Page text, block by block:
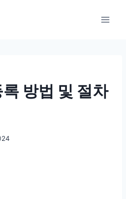
방법 및 절차